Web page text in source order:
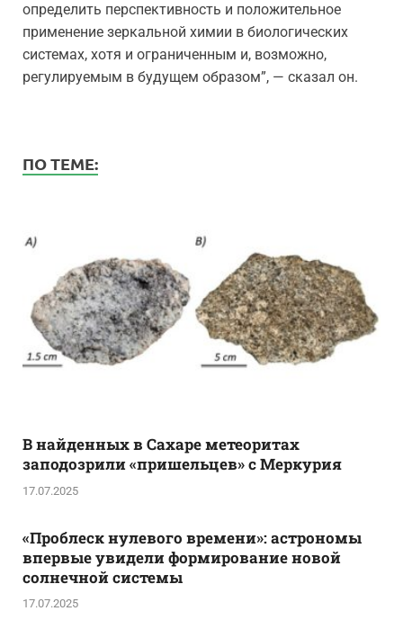
определить перспективность и положительное
применение зеркальной химии в биологических
системах, хотя и ограниченным и, возможно,
регулируемым в будущем образом”, — сказал он.
ПО ТЕМЕ:
В найденных в Сахаре метеоритах
заподозрили «пришельцев» с Меркурия
17.07.2025
«Проблеск нулевого времени»: астрономы
впервые увидели формирование новой
солнечной системы
17.07.2025